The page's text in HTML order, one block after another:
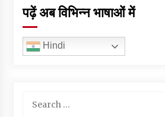
पढ़ें अब विभिन्न भाषाओं में
Hindi
for: